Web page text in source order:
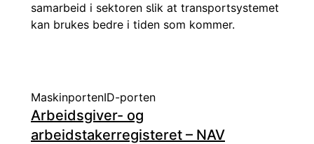
samarbeid i sektoren slik at transportsystemet
kan brukes bedre i tiden som kommer.
MaskinportenID-porten
Arbeidsgiver- og
arbeidstakerregisteret – NAV